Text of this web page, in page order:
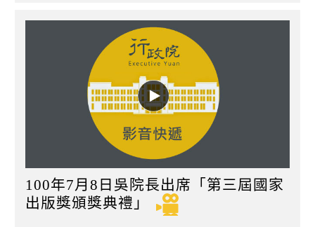
100年7月8日吳院長出席「第三屆國家
出版獎頒獎典禮」